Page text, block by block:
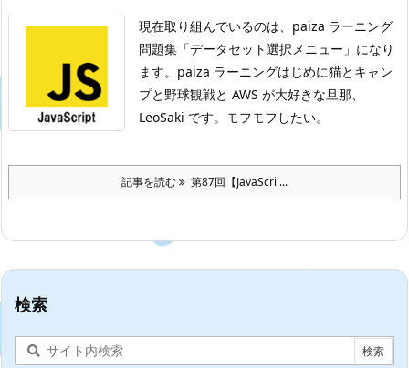
現在取り組んでいるのは、paiza ラーニング
問題集「データセット選択メニュー」になり
ます。 paiza ラーニングはじめに猫とキャン
プと野球観戦と AWS が大好きな旦那、
LeoSaki です。モフモフしたい。
記事を読む 第87回【JavaScri ...
検索